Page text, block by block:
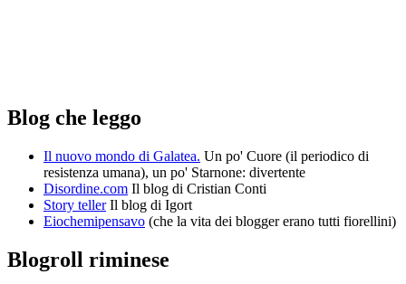
Blog che leggo
Il nuovo mondo di Galatea. Un po' Cuore (il periodico di
resistenza umana), un po' Starnone: divertente
Disordine.com Il blog di Cristian Conti
Story tellerIl blog di Igort
Eiochemipensavo (che la vita dei blogger erano tutti fiorellini)
Blogroll riminese